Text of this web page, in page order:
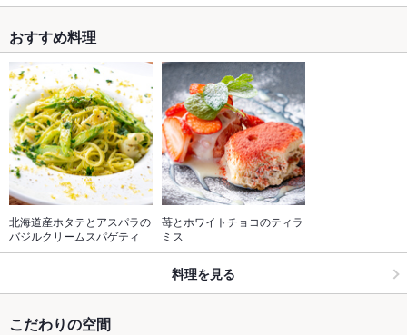
おすすめ料理
北海道産ホタテとアスパラの
バジルクリームスパゲティ
苺とホワイトチョコのティラ
ミス
料理を見る
こだわりの空間